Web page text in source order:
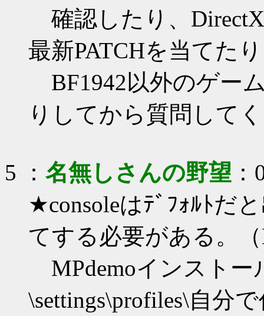
確認したり、
最新PATCHを当てた
BF1942以外のゲー
りしてから質問して
5 ： 名無しさんの野望
★consoleはﾃﾞﾌｫﾙﾄだ
てする必要がある。
MPdemoインストー
\settings\profiles\自分